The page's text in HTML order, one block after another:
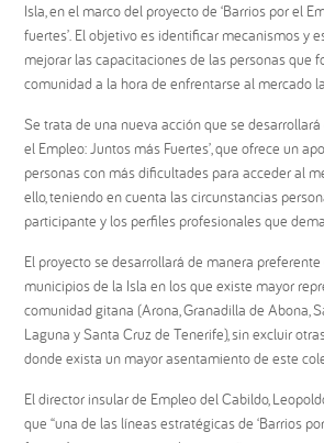
Isla, en el marco del proyecto de ‘Barrios por el
fuertes’. El objetivo es identificar mecanismos y
mejorar las capacitaciones de las personas que
comunidad a la hora de enfrentarse al mercado
Se trata de una nueva acción que se desarrollará
el Empleo: Juntos más Fuertes’, que ofrece un
personas con más dificultades para acceder al
ello, teniendo en cuenta las circunstancias
participante y los perfiles profesionales que
El proyecto se desarrollará de manera
municipios de la Isla en los que existe mayor
comunidad gitana (Arona, Granadilla de Abona,
Laguna y Santa Cruz de Tenerife), sin excluir
donde exista un mayor asentamiento de este
El director insular de Empleo del Cabildo,
que “una de las líneas estratégicas de ‘Barrios